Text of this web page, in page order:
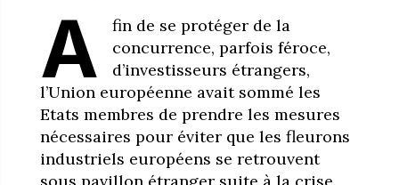
A
fin de se protéger de la
concurrence, parfois féroce,
d’investisseurs étrangers,
l’Union européenne avait sommé les
Etats membres de prendre les mesures
nécessaires pour éviter que les fleurons
industriels européens se retrouvent
sous pavillon étranger suite à la crise.